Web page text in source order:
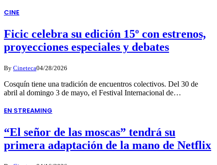
CINE
Ficic celebra su edición 15º con estrenos,
proyecciones especiales y debates
By Cineteca04/28/2026
Cosquín tiene una tradición de encuentros colectivos. Del 30 de
abril al domingo 3 de mayo, el Festival Internacional de…
EN STREAMING
“El señor de las moscas” tendrá su
primera adaptación de la mano de Netflix